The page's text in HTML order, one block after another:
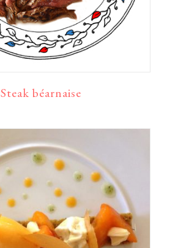
Steak béarnaise